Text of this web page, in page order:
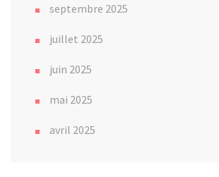
septembre 2025
juillet 2025
juin 2025
mai 2025
avril 2025